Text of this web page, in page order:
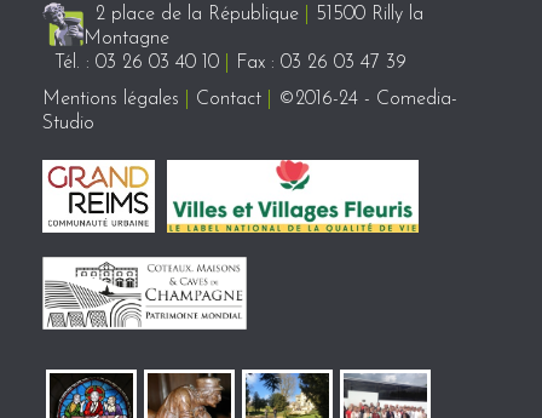
2 place de la République
51500 Rilly la
Montagne
Tél. : 03 26 03 40 10
Fax : 03 26 03 47 39
Mentions légales
Contact
©2016-24 - Comedia-
Studio